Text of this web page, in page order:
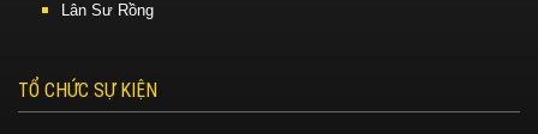
Lân Sư Rồng
TỔ CHỨC SỰ KIỆN